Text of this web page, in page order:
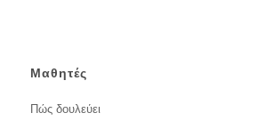
Μαθητές
Πώς δουλεύει